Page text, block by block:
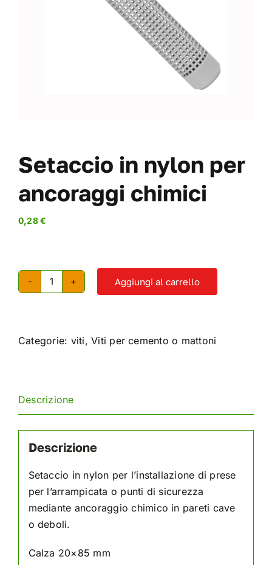
OFFERTE
CARRITO
Setaccio in nylon per
ancoraggi chimici
0,28€
Setaccio
per
Aggiungi al carrello
Categorie: viti,Viti per cemento o mattoni
Descrizione
Descrizione
Setaccio in nylon per l’installazione di prese
per l’arrampicata o punti di sicurezza
mediante ancoraggio chimico in pareti cave
o deboli.
Calza 20×85 mm